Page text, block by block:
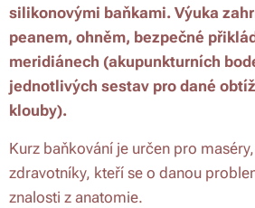
silikonovými baňkami. Výuka
peanem, ohněm, bezpečné
meridiánech (akupunkturních
jednotlivých sestav pro dané
klouby).
Kurz baňkování je určen pro
zdravotníky, kteří se o danou
znalosti z anatomie.